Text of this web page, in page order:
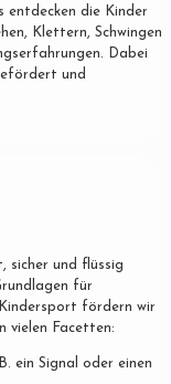
entdecken die Kinder
Klettern, Schwingen
Dabei
und
sicher und flüssig
für
fördern wir
vielen Facetten:
ein Signal oder einen